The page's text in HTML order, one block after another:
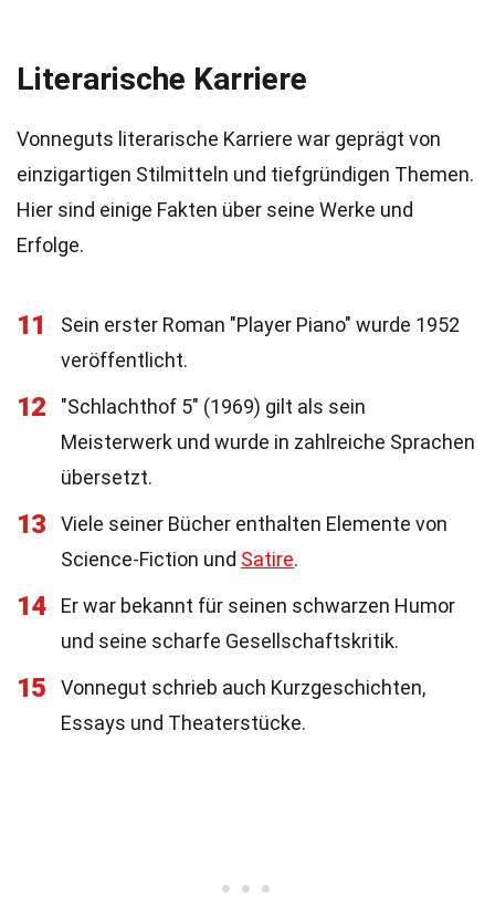
Literarische Karriere
Vonneguts literarische Karriere war geprägt von
einzigartigen Stilmitteln und tiefgründigen Themen.
Hier sind einige Fakten über seine Werke und
Erfolge.
11
Sein erster Roman "Player Piano" wurde 1952
veröffentlicht.
12
"Schlachthof 5" (1969) gilt als sein
Meisterwerk und wurde in zahlreiche Sprachen
übersetzt.
13
Viele seiner Bücher enthalten Elemente von
Science-Fiction und Satire.
14
Er war bekannt für seinen schwarzen Humor
und seine scharfe Gesellschaftskritik.
15
Vonnegut schrieb auch Kurzgeschichten,
Essays und Theaterstücke.